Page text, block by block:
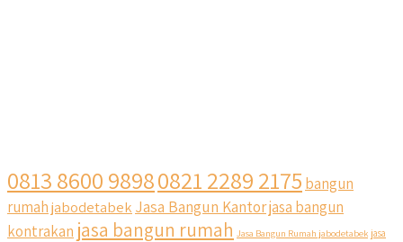
0813 8600 98980821 2289 2175 bangun
rumahjabodetabek Jasa Bangun Kantorjasa bangun
kontrakan jasa bangun rumah Jasa Bangun Rumah jabodetabek jasa